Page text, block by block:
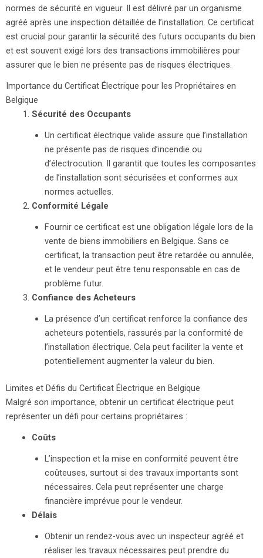
normes de sécurité en vigueur. Il est délivré par un organisme
agréé après une inspection détaillée de l’installation. Ce certificat
est crucial pour garantir la sécurité des futurs occupants du bien
et est souvent exigé lors des transactions immobilières pour
assurer que le bien ne présente pas de risques électriques.
Importance du Certificat Électrique pour les Propriétaires en
Belgique
Sécurité des Occupants
Un certificat électrique valide assure que l’installation
ne présente pas de risques d’incendie ou
d’électrocution. Il garantit que toutes les composantes
de l’installation sont sécurisées et conformes aux
normes actuelles.
Conformité Légale
Fournir ce certificat est une obligation légale lors de la
vente de biens immobiliers en Belgique. Sans ce
certificat, la transaction peut être retardée ou annulée,
et le vendeur peut être tenu responsable en cas de
problème futur.
Confiance des Acheteurs
La présence d’un certificat renforce la confiance des
acheteurs potentiels, rassurés par la conformité de
l’installation électrique. Cela peut faciliter la vente et
potentiellement augmenter la valeur du bien.
Limites et Défis du Certificat Électrique en Belgique
Malgré son importance, obtenir un certificat électrique peut
représenter un défi pour certains propriétaires :
Coûts
L’inspection et la mise en conformité peuvent être
coûteuses, surtout si des travaux importants sont
nécessaires. Cela peut représenter une charge
financière imprévue pour le vendeur.
Délais
Obtenir un rendez-vous avec un inspecteur agréé et
réaliser les travaux nécessaires peut prendre du